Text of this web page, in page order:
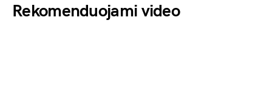
Rekomenduojami video